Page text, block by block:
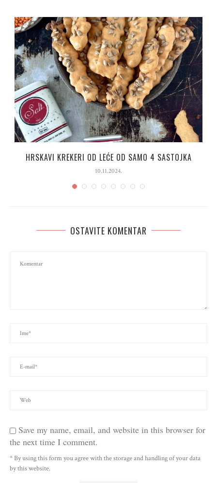
HRSKAVI KREKERI OD LEĆE OD SAMO 4 SASTOJKA
10.11.2024.
OSTAVITE KOMENTAR
Save my name, email, and website in this browser for
the next time I comment.
* By using this form you agree with the storage and handling of your data
by this website.